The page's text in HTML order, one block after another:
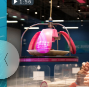
1:56